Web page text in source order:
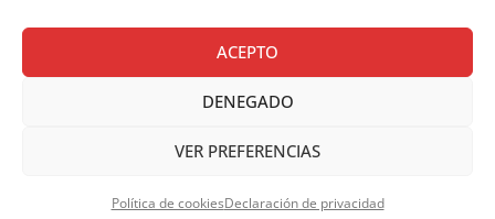
ACEPTO
DENEGADO
VER PREFERENCIAS
Política de cookiesDeclaración de privacidad